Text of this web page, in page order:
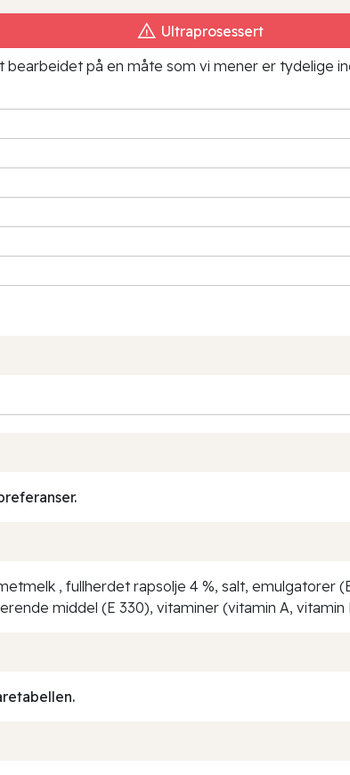
Ultraprosessert
bearbeidet på en måte som vi mener er tydelige
, fullherdet rapsolje 4 %, salt, emulgatorer
middel (E 330), vitaminer (vitamin A, vitamin